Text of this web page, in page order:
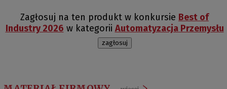
Zagłosuj na ten produkt w konkursie Best of
Industry 2026 w kategorii Automatyzacja Przemysłu
zagłosuj